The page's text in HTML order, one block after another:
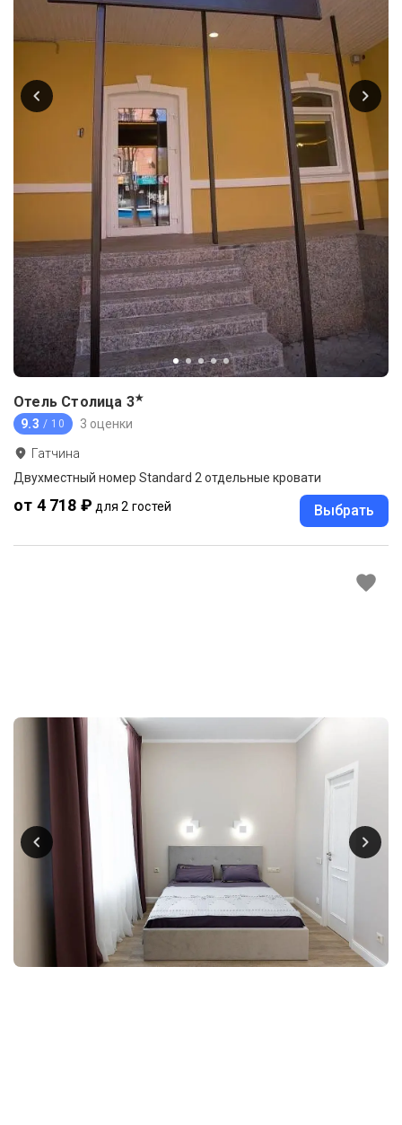
Отель Столица 3★
9.3 / 10 3 оценки
Гатчина
Двухместный номер Standard 2 отдельные кровати
от 4 718 ₽ для 2 гостей Выбрать